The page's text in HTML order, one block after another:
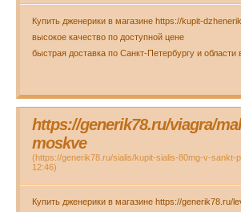
Купить дженерики в магазине https://kupit-
высокое качество по доступной цене
быстрая доставка по Санкт-Петербургу и области
https://generik78.ru/viagra/
moskve
(https://generik78.ru/sialis/kupit-sialis-80mg-v-sankt-
12:46)
Купить дженерики в магазине https://generik78.ru/